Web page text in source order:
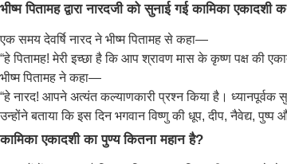
भीष्म पितामह द्वारा नारदजी को सुनाई गई कामिका एकादशी
एक समय देवर्षि नारद ने भीष्म पितामह से कहा—
“हे पितामह! मेरी इच्छा है कि आप श्रावण मास के कृष्ण पक्ष की
भीष्म पितामह ने कहा—
“हे नारद! आपने अत्यंत कल्याणकारी प्रश्न किया है। ध्यानपूर्वक
उन्होंने बताया कि इस दिन भगवान विष्णु की धूप, दीप, नैवेद्य,
कामिका एकादशी का पुण्य कितना महान है?